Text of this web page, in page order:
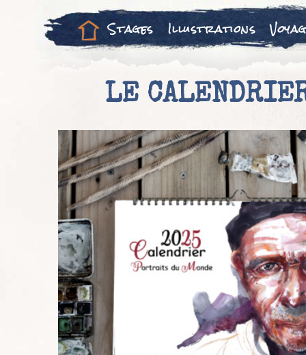
Stages Illustrations
LE